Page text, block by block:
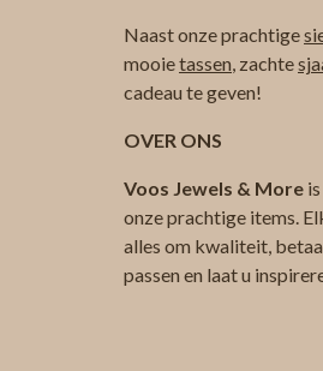
Naast onze prachtige
mooietassen, zachte
cadeau te geven!
OVER ONS
Voos Jewels & More
onze prachtige items.
alles om kwaliteit,
passen en laat u